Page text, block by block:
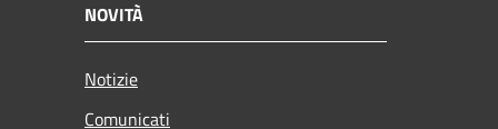
NOVITÀ
Notizie
Comunicati